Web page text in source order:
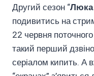
Другий сезон “Люка
подивитись на
22 червня
такий перший
серіалом кипить. А